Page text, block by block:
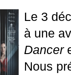
Le 3
à une
Dancer
Nous